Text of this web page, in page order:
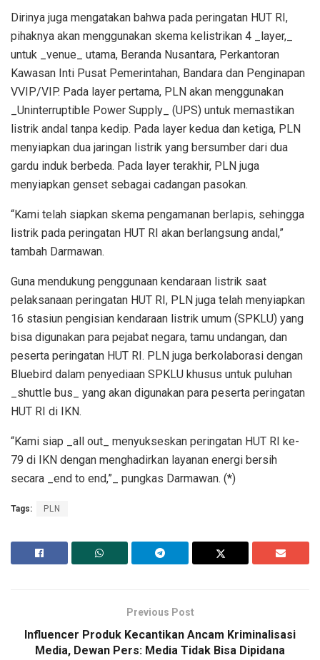
Dirinya juga mengatakan bahwa pada peringatan HUT RI,
pihaknya akan menggunakan skema kelistrikan 4 _layer,_
untuk _venue_ utama, Beranda Nusantara, Perkantoran
Kawasan Inti Pusat Pemerintahan, Bandara dan Penginapan
VVIP/VIP. Pada layer pertama, PLN akan menggunakan
_Uninterruptible Power Supply_ (UPS) untuk memastikan
listrik andal tanpa kedip. Pada layer kedua dan ketiga, PLN
menyiapkan dua jaringan listrik yang bersumber dari dua
gardu induk berbeda. Pada layer terakhir, PLN juga
menyiapkan genset sebagai cadangan pasokan.
“Kami telah siapkan skema pengamanan berlapis, sehingga
listrik pada peringatan HUT RI akan berlangsung andal,”
tambah Darmawan.
Guna mendukung penggunaan kendaraan listrik saat
pelaksanaan peringatan HUT RI, PLN juga telah menyiapkan
16 stasiun pengisian kendaraan listrik umum (SPKLU) yang
bisa digunakan para pejabat negara, tamu undangan, dan
peserta peringatan HUT RI. PLN juga berkolaborasi dengan
Bluebird dalam penyediaan SPKLU khusus untuk puluhan
_shuttle bus_ yang akan digunakan para peserta peringatan
HUT RI di IKN.
“Kami siap _all out_ menyukseskan peringatan HUT RI ke-
79 di IKN dengan menghadirkan layanan energi bersih
secara _end to end,”_ pungkas Darmawan. (*)
Tags: PLN
Previous Post
Influencer Produk Kecantikan Ancam Kriminalisasi
Media, Dewan Pers: Media Tidak Bisa Dipidana